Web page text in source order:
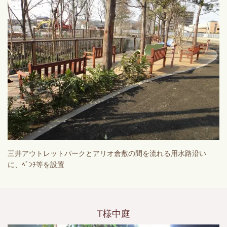
三井アウトレットパークとアリオ倉敷の間を流れる用水路沿い
に、ﾍﾞﾝﾁ等を設置
T様中庭